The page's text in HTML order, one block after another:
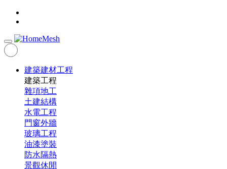
建築建材工程
建築工程
雜項地工
土建結構
水電工程
門窗外牆
玻璃工程
油漆塗裝
防水隔熱
景觀休閒